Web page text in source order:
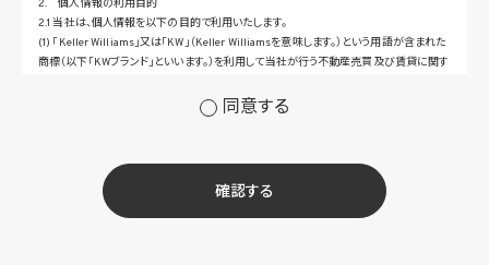
2. 個人情報の利用目的
2.1 当社は、個人情報を以下の目的で利用いたします。
(1) 「Keller Williams」又は「KW」（Keller Williamsを意味します。）という用語が含まれた
商標（以下「KWブランド」といいます。）を利用して当社が行う不動産売買及び賃貸に関す
(2) 当社サービス及び当社がKWブランドのライセンスを行う対象となる事業者（サブラ
せ等への対応のため
(3) 当社の商品、サービス等のご案内のため
(4) 当社サービスに関する当社の規約、ポリシー等（以下「規約等」といいます。）に違反す
る行為に対する対応のため
同意する
確認する